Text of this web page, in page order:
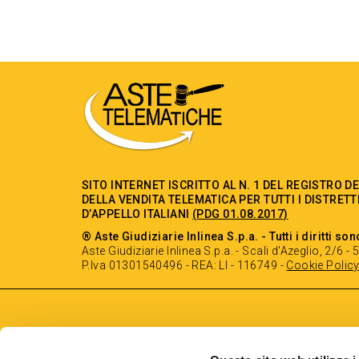
SITO INTERNET ISCRITTO AL N. 1 DEL REGISTRO
DELLA VENDITA TELEMATICA PER TUTTI I
D’APPELLO ITALIANI (PDG 01.08.2017)
® Aste Giudiziarie Inlinea S.p.a. - Tutti i diritti
Aste Giudiziarie Inlinea S.p.a. - Scali d'Azeglio, 2/6 -
P.Iva 01301540496 - REA: LI - 116749 - Cookie Policy